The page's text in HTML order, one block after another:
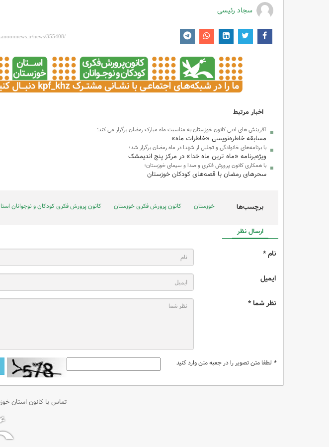
سجاد رئیسی
اخبار مرتبط
آفرینش های ادبی کانون خوزستان به مناسبت ماه مبارک رمضان برگزار می کند:
مسابقه خاطره‌نویسی «خاطرات ماه»
با برنامه‌های خانوادگی و تجلیل از شهدا در ماه رمضان برگزار شد؛
ویژه‌برنامه «ماه ترین ماه خدا» در مرکز پنج اندیمشک
با همکاری کانون پرورش فکری و صدا و سیمای خوزستان؛
سحرهای رمضان با قصه‌های کودکان خوزستان
برچسب‌ها خوزستان کانون پرورش فکری خوزستان کانون پرورش فکری کودکان و نوجوانان
ارسال نظر
نام *
ایمیل
نظر شما *
* لطفا متن تصویر را در جعبه متن وارد کنید
تماس با کانون استان